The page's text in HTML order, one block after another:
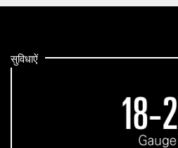
सुविधाऐं